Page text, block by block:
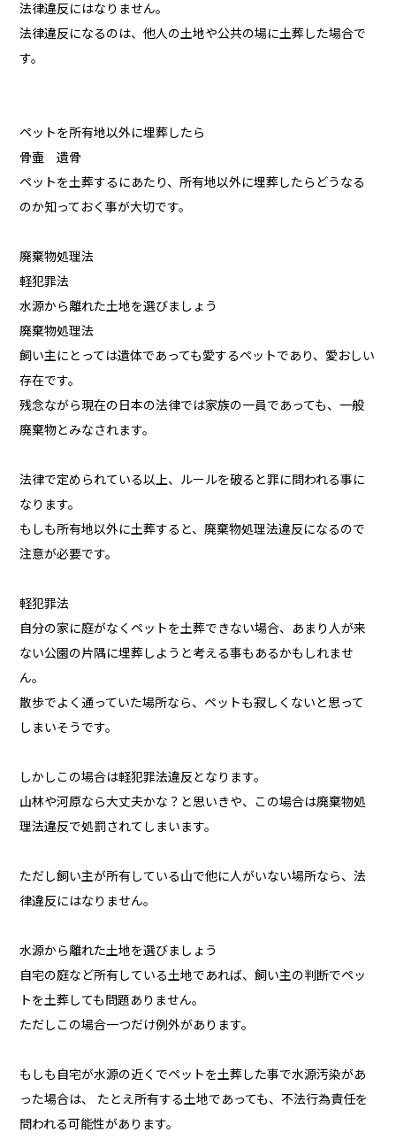
法律違反にはなりません。
法律違反になるのは、他人の土地や公共の場に土葬した場合で
す。
ペットを所有地以外に埋葬したら
骨壷 遺骨
ペットを土葬するにあたり、所有地以外に埋葬したらどうなる
のか知っておく事が大切です。
廃棄物処理法
軽犯罪法
水源から離れた土地を選びましょう
廃棄物処理法
飼い主にとっては遺体であっても愛するペットであり、愛おしい
存在です。
残念ながら現在の日本の法律では家族の一員であっても、一般
廃棄物とみなされます。
法律で定められている以上、ルールを破ると罪に問われる事に
なります。
もしも所有地以外に土葬すると、廃棄物処理法違反になるので
注意が必要です。
軽犯罪法
自分の家に庭がなくペットを土葬できない場合、あまり人が来
ない公園の片隅に埋葬しようと考える事もあるかもしれませ
ん。
散歩でよく通っていた場所なら、ペットも寂しくないと思って
しまいそうです。
しかしこの場合は軽犯罪法違反となります。
山林や河原なら大丈夫かな？と思いきや、この場合は廃棄物処
理法違反で処罰されてしまいます。
ただし飼い主が所有している山で他に人がいない場所なら、法
律違反にはなりません。
水源から離れた土地を選びましょう
自宅の庭など所有している土地であれば、飼い主の判断でペッ
トを土葬しても問題ありません。
ただしこの場合一つだけ例外があります。
もしも自宅が水源の近くでペットを土葬した事で水源汚染があ
った場合は、 たとえ所有する土地であっても、不法行為責任を
問われる可能性があります。